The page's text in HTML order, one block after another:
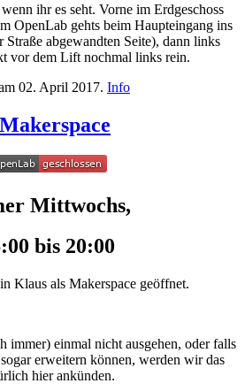
ihr es seht. Vorne im Erdgeschoss
OpenLab gehts beim Haupteingang ins
abgewandten Seite), dann links
vor dem Lift nochmal links rein.
02. April 2017. Info
Mittwochs,
bis 20:00
Klaus als Makerspace geöffnet.
immer) einmal nicht ausgehen, oder falls
erweitern können, werden wir das
hier ankünden.